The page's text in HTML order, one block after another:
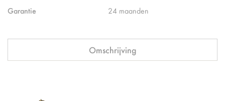
Garantie
24 maanden
Omschrijving